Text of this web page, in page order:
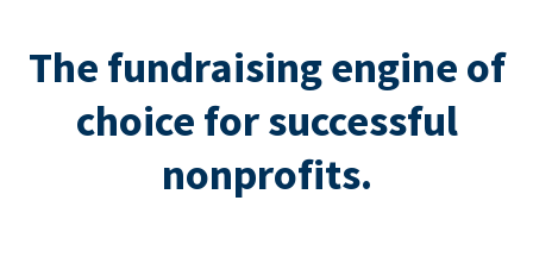
The fundraising engine of
choice for successful
nonprofits.